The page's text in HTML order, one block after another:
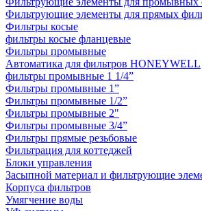
Фильтрующие элементы для прямых
Фильтры косые
фильтры косые фланцевые
Фильтры промывные
Автоматика для фильтров HONEYWELL
фильтры промывные 1 1/4”
Фильтры промывные 1”
Фильтры промывные 1/2”
Фильтры промывные 2"
Фильтры промывные 3/4”
Фильтры прямые резьбовые
Фильтрация для коттеджей
Блоки управления
Засыпной материал и фильтрующие
Корпуса фильтров
Умягчение воды